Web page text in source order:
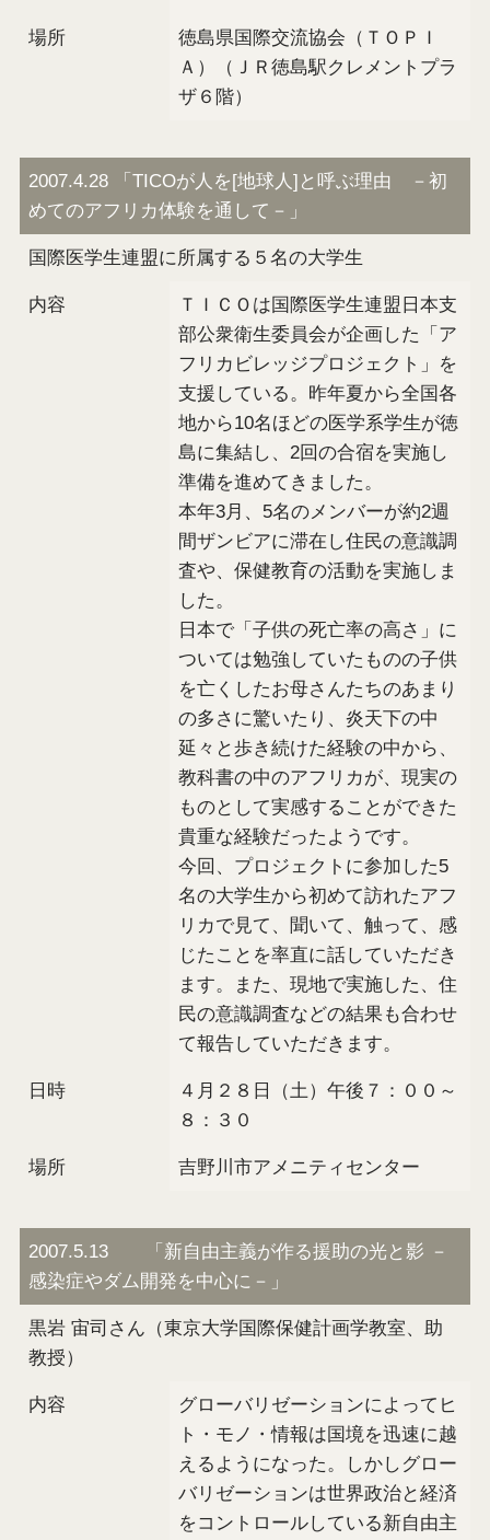
場所
徳島県国際交流協会（ＴＯＰＩ
Ａ）（ＪＲ徳島駅クレメントプラ
ザ６階）
2007.4.28 「TICOが人を[地球人]と呼ぶ理由 －初
めてのアフリカ体験を通して－」
国際医学生連盟に所属する５名の大学生
内容
ＴＩＣＯは国際医学生連盟日本支
部公衆衛生委員会が企画した「ア
フリカビレッジプロジェクト」を
支援している。昨年夏から全国各
地から10名ほどの医学系学生が徳
島に集結し、2回の合宿を実施し
準備を進めてきました。
本年3月、5名のメンバーが約2週
間ザンビアに滞在し住民の意識調
査や、保健教育の活動を実施しま
した。
日本で「子供の死亡率の高さ」に
ついては勉強していたものの子供
を亡くしたお母さんたちのあまり
の多さに驚いたり、炎天下の中
延々と歩き続けた経験の中から、
教科書の中のアフリカが、現実の
ものとして実感することができた
貴重な経験だったようです。
今回、プロジェクトに参加した5
名の大学生から初めて訪れたアフ
リカで見て、聞いて、触って、感
じたことを率直に話していただき
ます。また、現地で実施した、住
民の意識調査などの結果も合わせ
て報告していただきます。
日時
４月２８日（土）午後７：００～
８：３０
場所 吉野川市アメニティセンター
2007.5.13 「新自由主義が作る援助の光と影 －
感染症やダム開発を中心に－」
黒岩 宙司さん（東京大学国際保健計画学教室、助
教授）
内容
グローバリゼーションによってヒ
ト・モノ・情報は国境を迅速に越
えるようになった。しかしグロー
バリゼーションは世界政治と経済
をコントロールしている新自由主